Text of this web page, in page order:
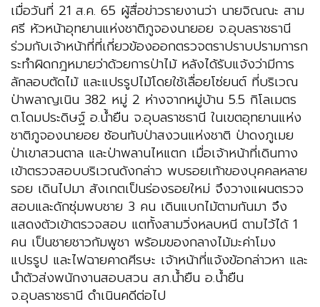
เมื่อวันที่ 21 ส.ค. 65 ผู้สื่อข่าวรายงานว่า นายจิณณะ สาม
ศรี หัวหน้าอุทยานแห่งชาติภูจองนายอย จ.อุบลราชธานี
ร่วมกับเจ้าหน้าที่ที่เกี่ยวข้องออกตรวจตราปราบปรามการก
ระทำผิดกฎหมายว่าด้วยการป่าไม้ หลังได้รับแจ้งว่ามีการ
ลักลอบตัดไม้ และแปรรูปไม้โดยใช้เลื่อยโซ่ยนต์ ที่บริเวณ
ป่าพลาญเนิน 382 หมู่ 2 ห่างจากหมู่บ้าน 5.5 กิโลเมตร
ต.โดมประดิษฐ์ อ.น้ำยืน จ.อุบลราชธานี ในเขตอุทยานแห่ง
ชาติภูจองนายอย ซ้อนทับป่าสงวนแห่งชาติ ป่าดงภูเมย
ป่าเขาสวนตาล และป่าพลานไหแตก เมื่อเจ้าหน้าที่เดินทาง
เข้าตรวจสอบบริเวณดังกล่าว พบรอยเท้าของบุคคลหลาย
รอย เดินไปมา สังเกตเป็นร่องรอยใหม่ จึงวางแผนตรวจ
สอบและดักซุ่มพบชาย 3 คน เดินแบกไม้ตามกันมา จึง
แสดงตัวเข้าตรวจสอบ แตทั้งสามวิ่งหลบหนี ตามไว้ได้ 1
คน เป็นชายชาวกัมพูชา พร้อมของกลางไม้มะค่าโมง
แปรรูป และไฟฉายคาดศีรษะ เจ้าหน้าที่แจ้งข้อกล่าวหา และ
นำตัวส่งพนักงานสอบสวน สภ.น้ำยืน อ.น้ำยืน
จ.อุบลราชธานี ดำเนินคดีต่อไป